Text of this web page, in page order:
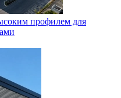
профилем для